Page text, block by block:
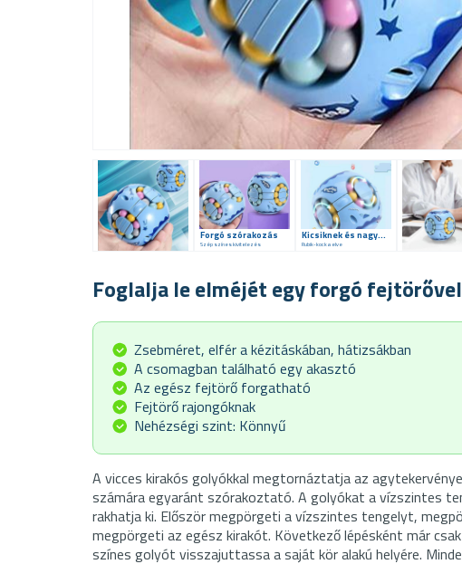
Forgó szórakozás
Szép színes kivitelezés
Kicsiknek és nagyoknak
Rubik-kocka elve
Foglalja le elméjét egy forgó
Zsebméret, elfér a kézitáskában, hátizsákban
A csomagban található egy akasztó
Az egész fejtörő forgatható
Fejtörő rajongóknak
Nehézségi szint: Könnyű
A vicces kirakós golyókkal megtornáztatja az
számára egyaránt szórakoztató. A golyókat a vízszintes
rakhatja ki. Először megpörgeti a vízszintes tengelyt,
megpörgeti az egész kirakót. Következő lépésként már
színes golyót visszajuttassa a saját kör alakú helyére.